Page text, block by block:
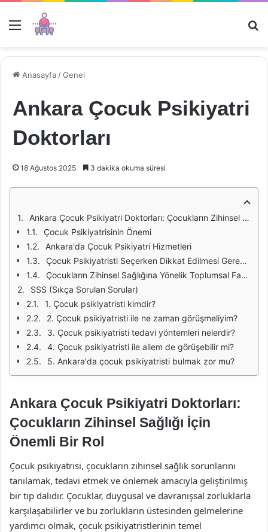
Menü
Anasayfa /Genel
Ankara Çocuk Psikiyatri
Doktorları
18 Ağustos 2025 3 dakika okuma süresi
Ankara Çocuk Psikiyatri Doktorları: Çocukların Zihinsel Sağlığı İçin Önemli Bir Rol
Çocuk Psikiyatrisinin Önemi
Ankara'da Çocuk Psikiyatri Hizmetleri
Çocuk Psikiyatristi Seçerken Dikkat Edilmesi Gerekenler
Çocukların Zihinsel Sağlığına Yönelik Toplumsal Farkındalık
SSS (Sıkça Sorulan Sorular)
1. Çocuk psikiyatristi kimdir?
2. Çocuk psikiyatristi ile ne zaman görüşmeliyim?
3. Çocuk psikiyatristi tedavi yöntemleri nelerdir?
4. Çocuk psikiyatristi ile ailem de görüşebilir mi?
5. Ankara'da çocuk psikiyatristi bulmak zor mu?
Ankara Çocuk Psikiyatri Doktorları:
Çocukların Zihinsel Sağlığı İçin
Önemli Bir Rol
Çocuk psikiyatrisi, çocukların zihinsel sağlık sorunlarını
tanılamak, tedavi etmek ve önlemek amacıyla geliştirilmiş
bir tıp dalıdır. Çocuklar, duygusal ve davranışsal zorluklarla
karşılaşabilirler ve bu zorlukların üstesinden gelmelerine
yardımcı olmak, çocuk psikiyatristlerinin temel